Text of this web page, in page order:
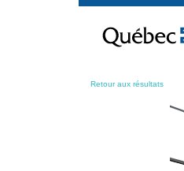
contenu
Retour aux résultats